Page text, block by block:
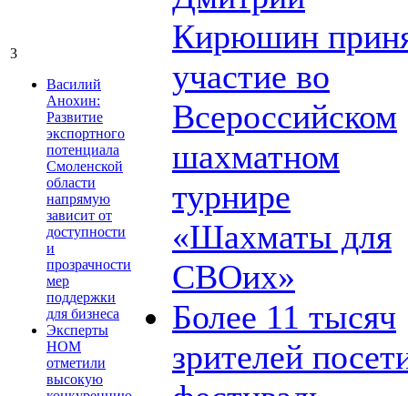
3
Василий
Анохин:
Развитие
экспортного
потенциала
Смоленской
области
напрямую
зависит от
доступности
и
прозрачности
мер
поддержки
для бизнеса
Эксперты
НОМ
отметили
высокую
Кирюшин
участие во
Всероссийском
шахматном
турнире
«Шахматы для
СВОих»
Более 11 тысяч
зрителей